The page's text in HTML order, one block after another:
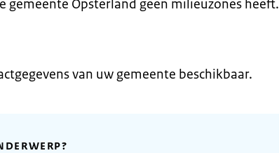
gemeente Opsterland geen milieuzones heeft.
van uw gemeente beschikbaar.